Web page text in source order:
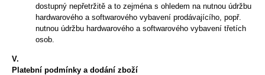
dostupný nepřetržitě a to zejména s ohledem na nutnou údržbu
hardwarového a softwarového vybavení prodávajícího, popř.
nutnou údržbu hardwarového a softwarového vybavení třetích
osob.
V.
Platební podmínky a dodání zboží